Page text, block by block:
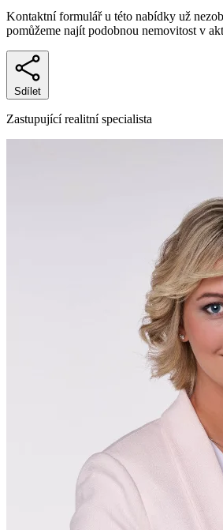
Kontaktní formulář u této nabídky už
pomůžeme najít podobnou nemovitost v
Sdílet
Zastupující realitní specialista